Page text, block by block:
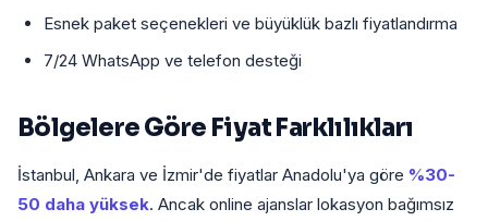
Esnek paket seçenekleri ve büyüklük bazlı fiyatlandırma
7/24 WhatsApp ve telefon desteği
Bölgelere Göre Fiyat Farklılıkları
İstanbul, Ankara ve İzmir'de fiyatlar Anadolu'ya göre %30-
50 daha yüksek. Ancak online ajanslar lokasyon bağımsız